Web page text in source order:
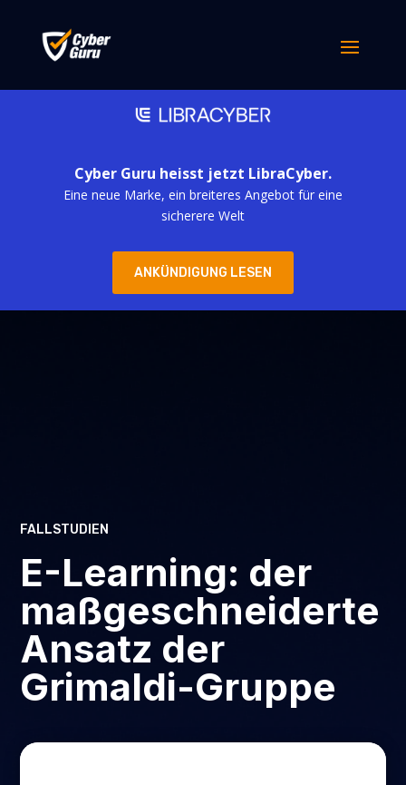
Cyber Guru heisst jetzt LibraCyber.
Eine neue Marke, ein breiteres Angebot für eine
sicherere Welt
ANKÜNDIGUNG LESEN
FALLSTUDIEN
E-Learning: der
maßgeschneiderte
Ansatz der
Grimaldi-Gruppe